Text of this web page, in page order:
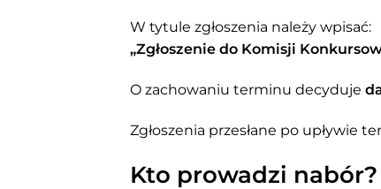
W tytule zgłoszenia należy wpisać:
„Zgłoszenie do Komisji
O zachowaniu terminu decyduje
Zgłoszenia przesłane po upływie
Kto prowadzi nabór?